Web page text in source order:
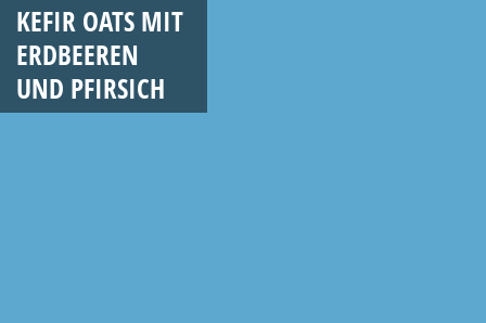
KEFIR OATS MIT
ERDBEEREN
UND PFIRSICH